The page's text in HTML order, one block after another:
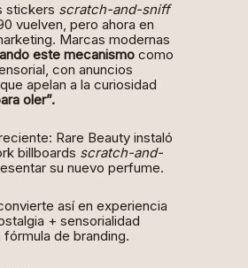
stickers scratch-and-sniff
vuelven, pero ahora en
Marcas modernas
este mecanismo como
, con anuncios
apelan a la curiosidad
oler”.
Rare Beauty instaló
billboards scratch-and-
su nuevo perfume.
así en experiencia
+ sensorialidad
de branding.